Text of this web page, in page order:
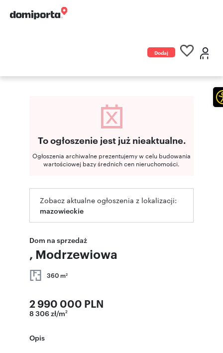
Dodaj
To ogłoszenie jest już nieaktualne.
Ogłoszenia archiwalne prezentujemy w celu budowania
wartościowej bazy średnich cen nieruchomości.
Zobacz aktualne ogłoszenia z lokalizacji:
mazowieckie
Dom na sprzedaż
, Modrzewiowa
360 m2
2 990 000 PLN
8 306 zł/m2
Opis